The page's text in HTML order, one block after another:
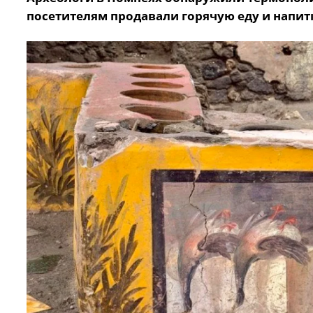
посетителям продавали горячую еду и